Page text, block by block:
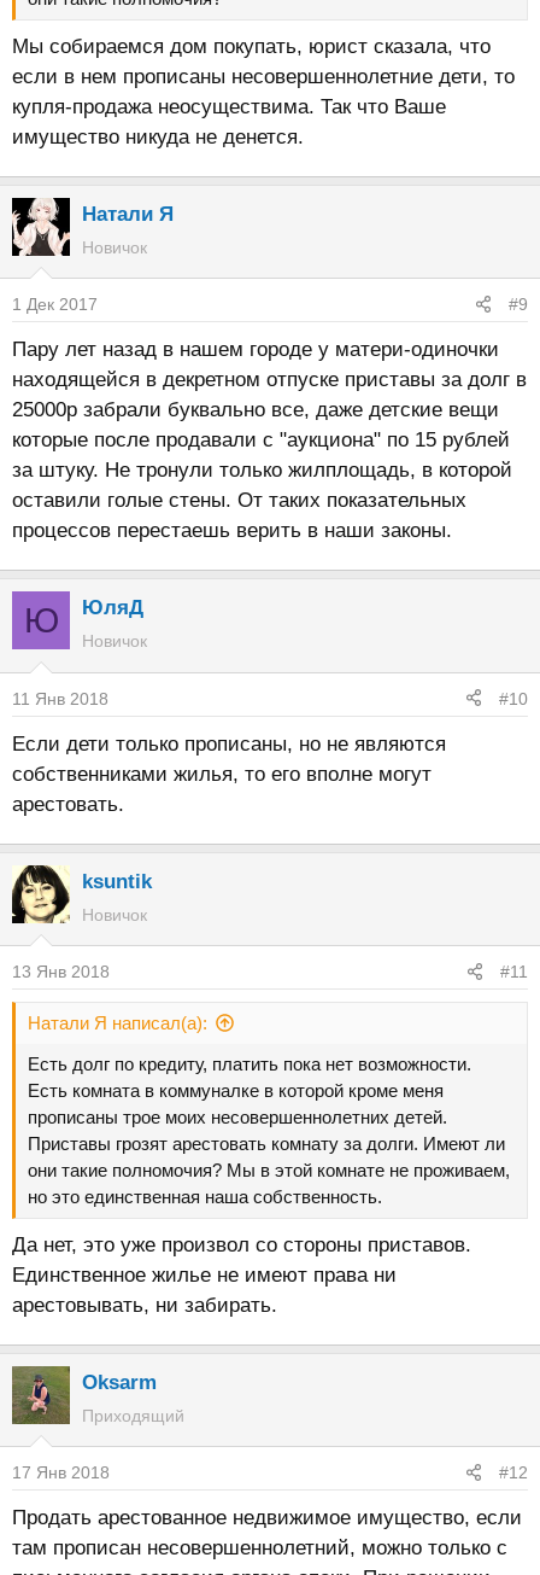
Мы собираемся дом покупать, юрист сказала, что
если в нем прописаны несовершеннолетние дети, то
купля-продажа неосуществима. Так что Ваше
имущество никуда не денется.
Натали Я
Новичок
1 Дек 2017 #9
Пару лет назад в нашем городе у матери-одиночки
находящейся в декретном отпуске приставы за долг в
25000р забрали буквально все, даже детские вещи
которые после продавали с "аукциона" по 15 рублей
за штуку. Не тронули только жилплощадь, в которой
оставили голые стены. От таких показательных
процессов перестаешь верить в наши законы.
Ю ЮляД
Новичок
11 Янв 2018 #10
Если дети только прописаны, но не являются
собственниками жилья, то его вполне могут
арестовать.
ksuntik
Новичок
13 Янв 2018 #11
Натали Я написал(а):
Есть долг по кредиту, платить пока нет возможности.
Есть комната в коммуналке в которой кроме меня
прописаны трое моих несовершеннолетних детей.
Приставы грозят арестовать комнату за долги. Имеют ли
они такие полномочия? Мы в этой комнате не проживаем,
но это единственная наша собственность.
Да нет, это уже произвол со стороны приставов.
Единственное жилье не имеют права ни
арестовывать, ни забирать.
Oksarm
Приходящий
17 Янв 2018 #12
Продать арестованное недвижимое имущество, если
там прописан несовершеннолетний, можно только с